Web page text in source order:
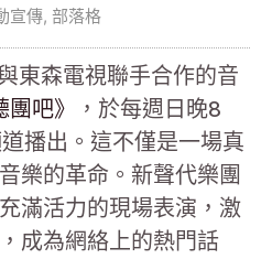
宣傳, 部落格
東森電視聯手合作的音
團吧》
，於每週日晚8
播出。這不僅是一場真
樂的革命。新聲代樂團
滿活力的現場表演，激
成為網絡上的熱門話